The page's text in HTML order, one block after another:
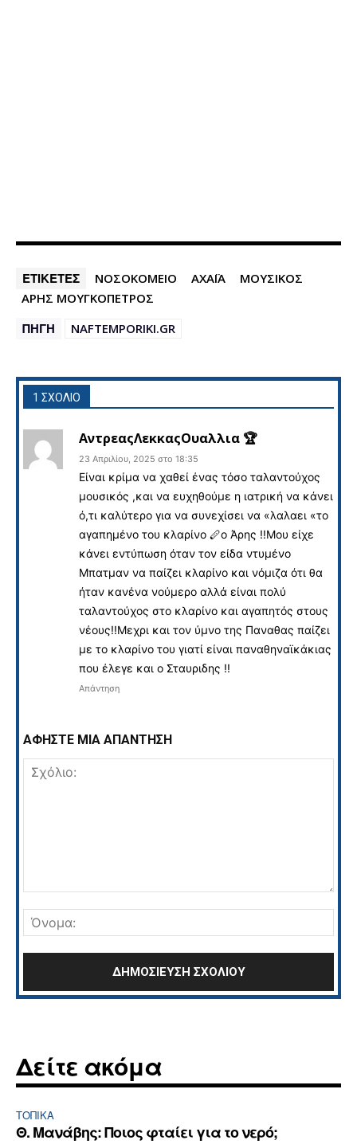
ΕΤΙΚΕΤΕΣ ΝΟΣΟΚΟΜΕΙΟ ΑΧΑΪΑ
ΜΟΥΣΙΚΟΣ
ΑΡΗΣ ΜΟΥΓΚΟΠΕΤΡΟΣ
ΠΗΓΗ NAFTEMPORIKI.GR
1 ΣΧΟΛΙΟ
ΑντρεαςΛεκκαςΟυαλλια 🏆
23 Απριλίου, 2025 στο 18:35
Είναι κρίμα να χαθεί ένας τόσο ταλαντούχος
μουσικός ,και να ευχηθούμε η ιατρική να κάνει
ό,τι καλύτερο για να συνεχίσει να «λαλαει «το
αγαπημένο του κλαρίνο 🪈ο Άρης !!Μου είχε
κάνει εντύπωση όταν τον είδα ντυμένο
Μπατμαν να παίζει κλαρίνο και νόμιζα ότι θα
ήταν κανένα νούμερο αλλά είναι πολύ
ταλαντούχος στο κλαρίνο και αγαπητός στους
νέους!!Μεχρι και τον ύμνο της Παναθας παίζει
με το κλαρίνο του γιατί είναι παναθηναϊκάκιας
που έλεγε και ο Σταυριδης !!
Απάντηση
ΑΦΗΣΤΕ ΜΙΑ ΑΠΑΝΤΗΣΗ
Δείτε ακόμα
ΤΟΠΙΚΑ
Θ. Μανάβης: Ποιος φταίει για το νερό;